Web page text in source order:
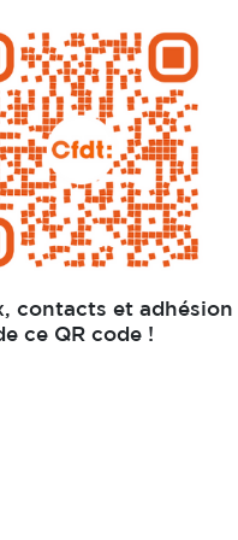
contacts et adhésion
ce QR code !